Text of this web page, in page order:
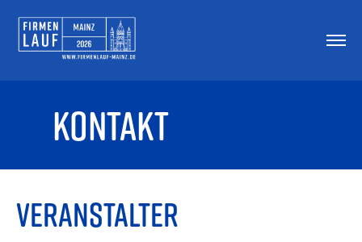
Kontakt
Veranstalter